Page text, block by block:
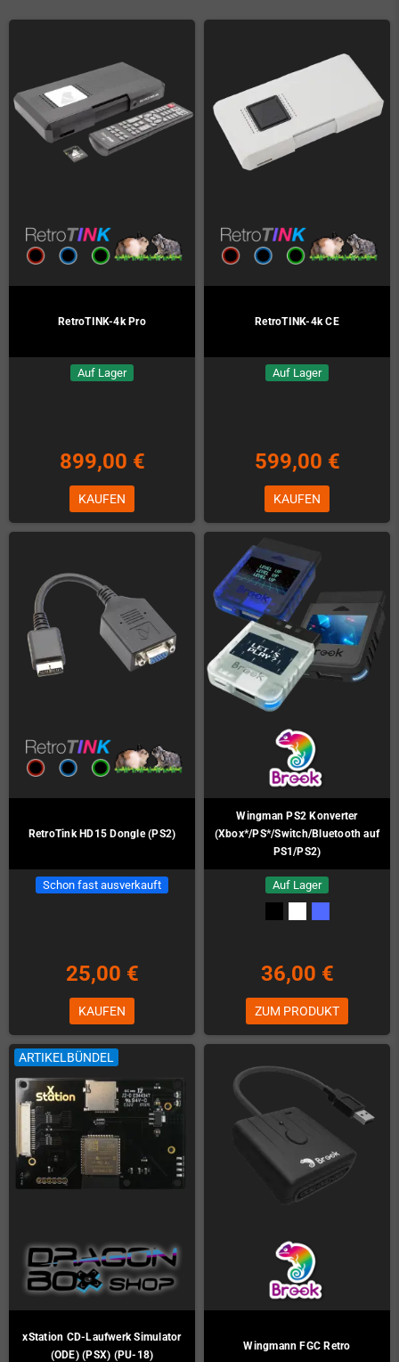
RetroTINK-4k Pro
Auf Lager
899,00 €
KAUFEN
RetroTINK-4k CE
Auf Lager
599,00 €
KAUFEN
RetroTink HD15 Dongle (PS2)
Schon fast ausverkauft
25,00 €
KAUFEN
Wingman PS2 Konverter
(Xbox*/PS*/Switch/Bluetooth auf
PS1/PS2)
Auf Lager
36,00 €
ZUM PRODUKT
ARTIKELBÜNDEL
xStation CD-Laufwerk Simulator
(ODE) (PSX) (PU-18)
Wingmann FGC Retro